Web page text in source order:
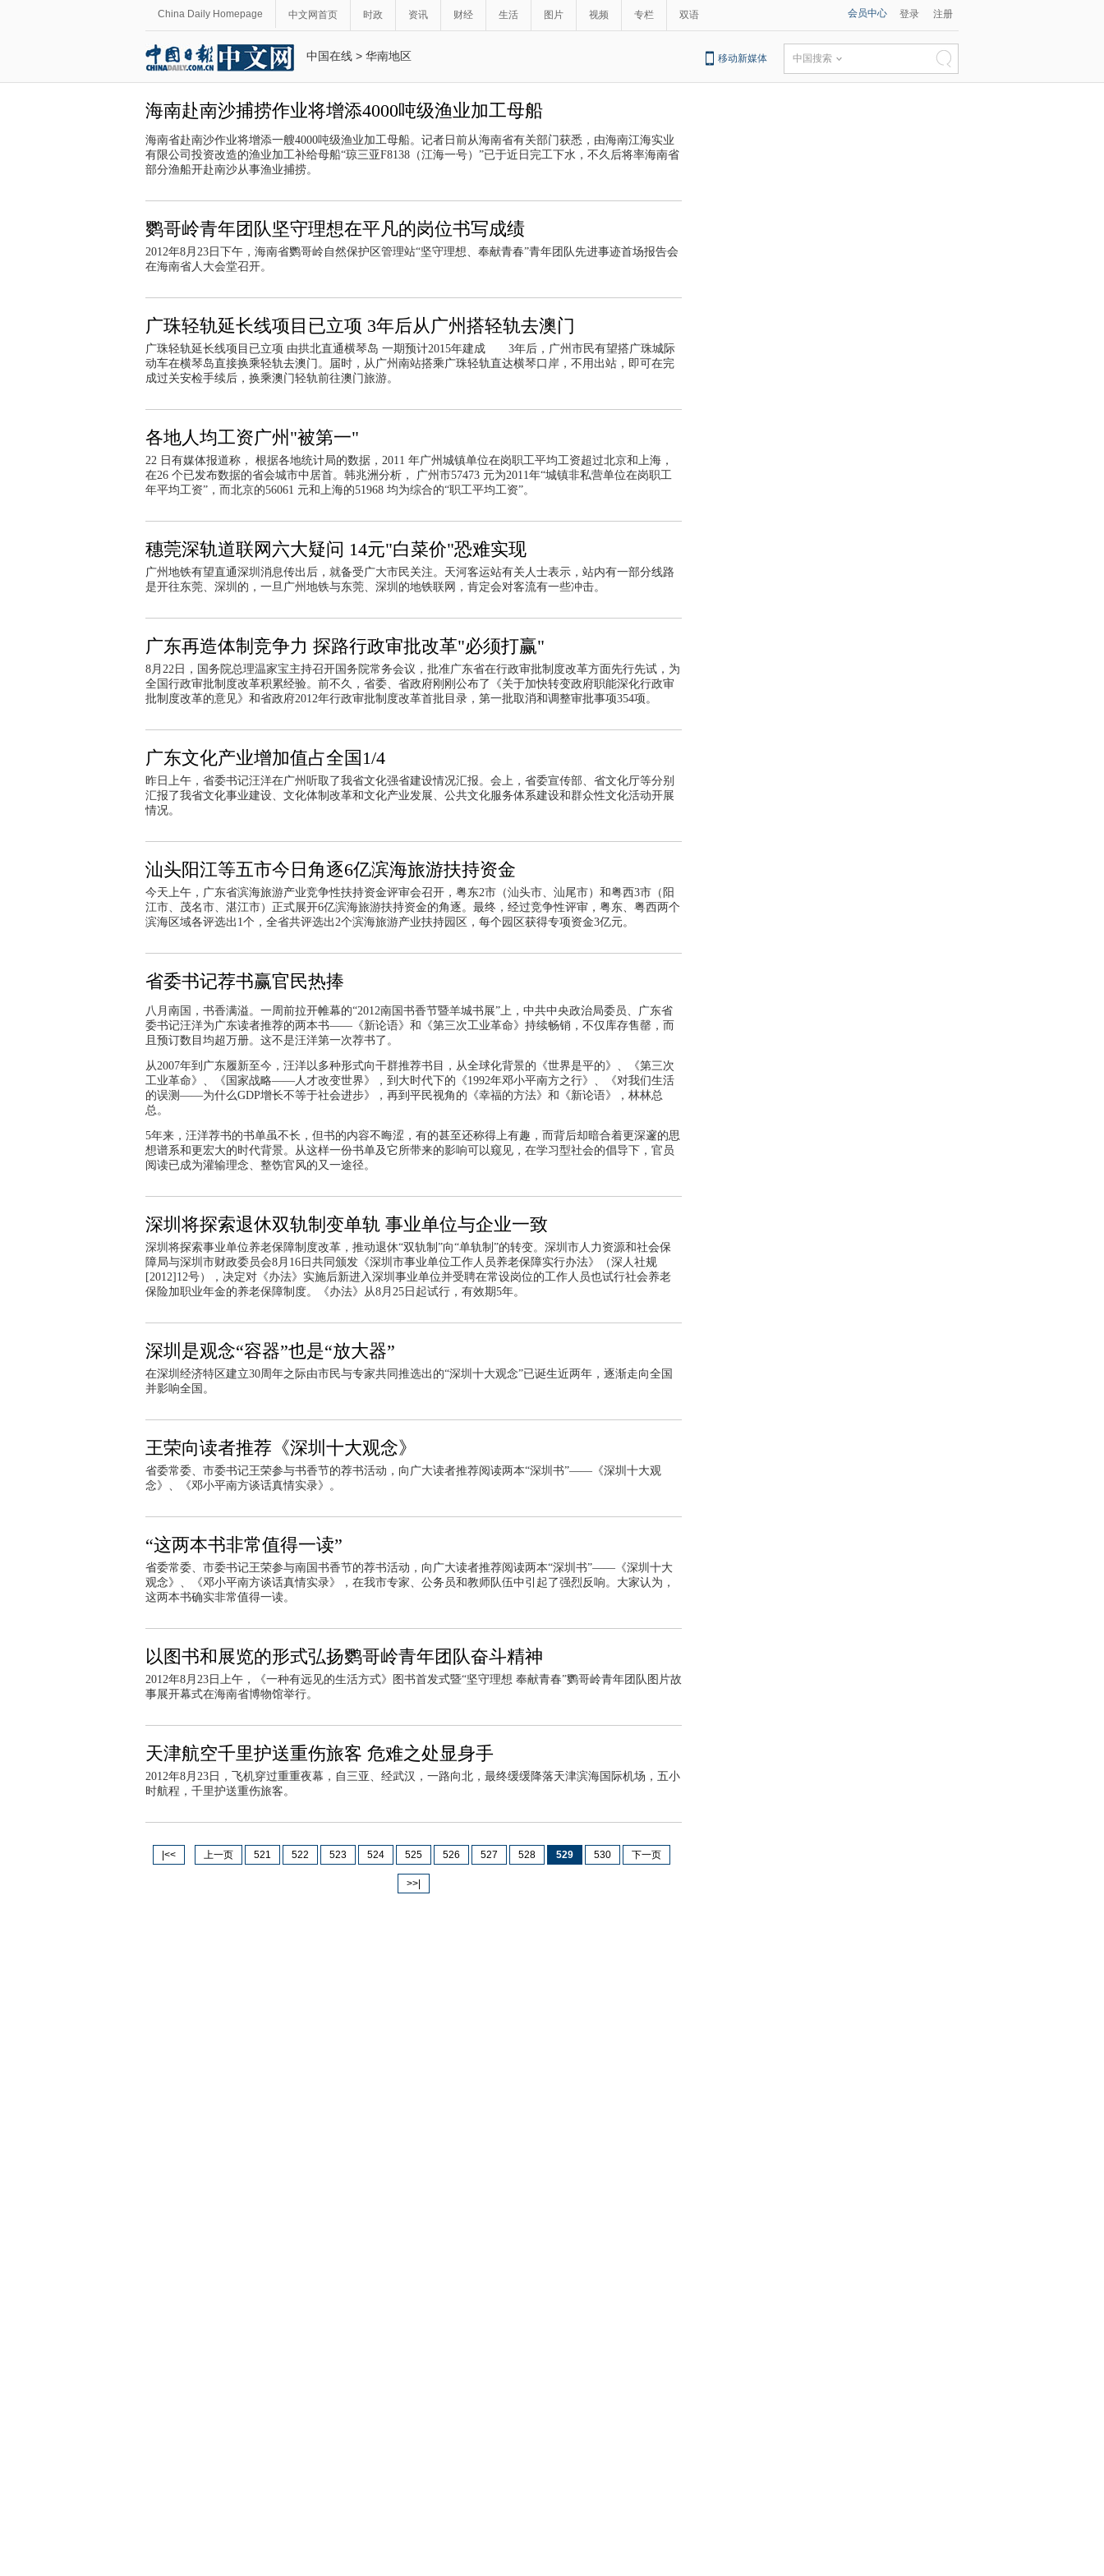
China Daily Homepage 中文网首页 时政 资讯 财经 生活 图片 视频 专栏 双语 会员中心 登录 注册
中国在线 > 华南地区 移动新媒体 中国搜索
海南赴南沙捕捞作业将增添4000吨级渔业加工母船
海南省赴南沙作业将增添一艘4000吨级渔业加工母船。记者日前从海南省有关部门获悉，由海南江海实业
有限公司投资改造的渔业加工补给母船“琼三亚F8138（江海一号）”已于近日完工下水，不久后将率海南省
部分渔船开赴南沙从事渔业捕捞。
鹦哥岭青年团队坚守理想在平凡的岗位书写成绩
2012年8月23日下午，海南省鹦哥岭自然保护区管理站“坚守理想、奉献青春”青年团队先进事迹首场报告会
在海南省人大会堂召开。
广珠轻轨延长线项目已立项 3年后从广州搭轻轨去澳门
广珠轻轨延长线项目已立项 由拱北直通横琴岛 一期预计2015年建成 3年后，广州市民有望搭广珠城际
动车在横琴岛直接换乘轻轨去澳门。届时，从广州南站搭乘广珠轻轨直达横琴口岸，不用出站，即可在完
成过关安检手续后，换乘澳门轻轨前往澳门旅游。
各地人均工资广州"被第一"
22 日有媒体报道称， 根据各地统计局的数据，2011 年广州城镇单位在岗职工平均工资超过北京和上海，
在26 个已发布数据的省会城市中居首。韩兆洲分析， 广州市57473 元为2011年“城镇非私营单位在岗职工
年平均工资”，而北京的56061 元和上海的51968 均为综合的“职工平均工资”。
穗莞深轨道联网六大疑问 14元"白菜价"恐难实现
广州地铁有望直通深圳消息传出后，就备受广大市民关注。天河客运站有关人士表示，站内有一部分线路
是开往东莞、深圳的，一旦广州地铁与东莞、深圳的地铁联网，肯定会对客流有一些冲击。
广东再造体制竞争力 探路行政审批改革"必须打赢"
8月22日，国务院总理温家宝主持召开国务院常务会议，批准广东省在行政审批制度改革方面先行先试，为
全国行政审批制度改革积累经验。前不久，省委、省政府刚刚公布了《关于加快转变政府职能深化行政审
批制度改革的意见》和省政府2012年行政审批制度改革首批目录，第一批取消和调整审批事项354项。
广东文化产业增加值占全国1/4
昨日上午，省委书记汪洋在广州听取了我省文化强省建设情况汇报。会上，省委宣传部、省文化厅等分别
汇报了我省文化事业建设、文化体制改革和文化产业发展、公共文化服务体系建设和群众性文化活动开展
情况。
汕头阳江等五市今日角逐6亿滨海旅游扶持资金
今天上午，广东省滨海旅游产业竞争性扶持资金评审会召开，粤东2市（汕头市、汕尾市）和粤西3市（阳
江市、茂名市、湛江市）正式展开6亿滨海旅游扶持资金的角逐。最终，经过竞争性评审，粤东、粤西两个
滨海区域各评选出1个，全省共评选出2个滨海旅游产业扶持园区，每个园区获得专项资金3亿元。
省委书记荐书赢官民热捧
八月南国，书香满溢。一周前拉开帷幕的“2012南国书香节暨羊城书展”上，中共中央政治局委员、广东省
委书记汪洋为广东读者推荐的两本书——《新论语》和《第三次工业革命》持续畅销，不仅库存售罄，而
且预订数目均超万册。这不是汪洋第一次荐书了。
从2007年到广东履新至今，汪洋以多种形式向干群推荐书目，从全球化背景的《世界是平的》、《第三次
工业革命》、《国家战略——人才改变世界》，到大时代下的《1992年邓小平南方之行》、《对我们生活
的误测——为什么GDP增长不等于社会进步》，再到平民视角的《幸福的方法》和《新论语》，林林总
总。
5年来，汪洋荐书的书单虽不长，但书的内容不晦涩，有的甚至还称得上有趣，而背后却暗合着更深邃的思
想谱系和更宏大的时代背景。从这样一份书单及它所带来的影响可以窥见，在学习型社会的倡导下，官员
阅读已成为灌输理念、整饬官风的又一途径。
深圳将探索退休双轨制变单轨 事业单位与企业一致
深圳将探索事业单位养老保障制度改革，推动退休“双轨制”向“单轨制”的转变。深圳市人力资源和社会保
障局与深圳市财政委员会8月16日共同颁发《深圳市事业单位工作人员养老保障实行办法》（深人社规
[2012]12号），决定对《办法》实施后新进入深圳事业单位并受聘在常设岗位的工作人员也试行社会养老
保险加职业年金的养老保障制度。《办法》从8月25日起试行，有效期5年。
深圳是观念“容器”也是“放大器”
在深圳经济特区建立30周年之际由市民与专家共同推选出的“深圳十大观念”已诞生近两年，逐渐走向全国
并影响全国。
王荣向读者推荐《深圳十大观念》
省委常委、市委书记王荣参与书香节的荐书活动，向广大读者推荐阅读两本“深圳书”——《深圳十大观
念》、《邓小平南方谈话真情实录》。
“这两本书非常值得一读”
省委常委、市委书记王荣参与南国书香节的荐书活动，向广大读者推荐阅读两本“深圳书”——《深圳十大
观念》、《邓小平南方谈话真情实录》，在我市专家、公务员和教师队伍中引起了强烈反响。大家认为，
这两本书确实非常值得一读。
以图书和展览的形式弘扬鹦哥岭青年团队奋斗精神
2012年8月23日上午，《一种有远见的生活方式》图书首发式暨“坚守理想 奉献青春”鹦哥岭青年团队图片故
事展开幕式在海南省博物馆举行。
天津航空千里护送重伤旅客 危难之处显身手
2012年8月23日，飞机穿过重重夜幕，自三亚、经武汉，一路向北，最终缓缓降落天津滨海国际机场，五小
时航程，千里护送重伤旅客。
|<< 上一页 521 522 523 524 525 526 527 528 529 530 下一页
>>|